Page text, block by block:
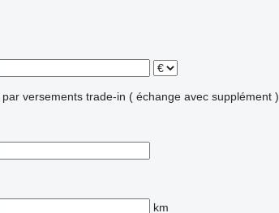
par versements trade-in ( échange avec supplément )
km